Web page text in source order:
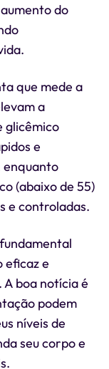
do
que mede a
a
glicêmico
e
enquanto
(abaixo de 55)
e controladas.
eficaz e
A boa notícia é
podem
níveis de
seu corpo e